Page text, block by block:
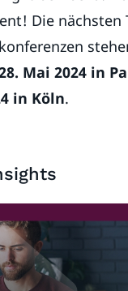
Die nächsten
Mai 2024 in
in Köln.